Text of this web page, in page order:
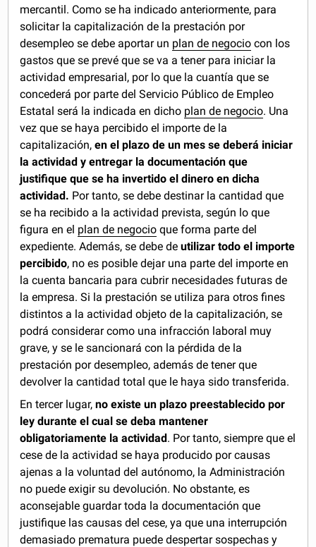
mercantil. Como se ha indicado anteriormente, para
solicitar la capitalización de la prestación por
desempleo se debe aportar un plan de negocio con los
gastos que se prevé que se va a tener para iniciar la
actividad empresarial, por lo que la cuantía que se
concederá por parte del Servicio Público de Empleo
Estatal será la indicada en dicho plan de negocio. Una
vez que se haya percibido el importe de la
capitalización,en el plazo de un mes se deberá iniciar
la actividad y entregar la documentación que
justifique que se ha invertido el dinero en dicha
actividad. Por tanto, se debe destinar la cantidad que
se ha recibido a la actividad prevista, según lo que
figura en el plan de negocio que forma parte del
expediente. Además, se debe deutilizar todo el importe
percibido, no es posible dejar una parte del importe en
la cuenta bancaria para cubrir necesidades futuras de
la empresa. Si la prestación se utiliza para otros fines
distintos a la actividad objeto de la capitalización, se
podrá considerar como una infracción laboral muy
grave, y se le sancionará con la pérdida de la
prestación por desempleo, además de tener que
devolver la cantidad total que le haya sido transferida.
En tercer lugar,no existe un plazo preestablecido por
ley durante el cual se deba mantener
obligatoriamente la actividad. Por tanto, siempre que el
cese de la actividad se haya producido por causas
ajenas a la voluntad del autónomo, la Administración
no puede exigir su devolución. No obstante, es
aconsejable guardar toda la documentación que
justifique las causas del cese, ya que una interrupción
demasiado prematura puede despertar sospechas y